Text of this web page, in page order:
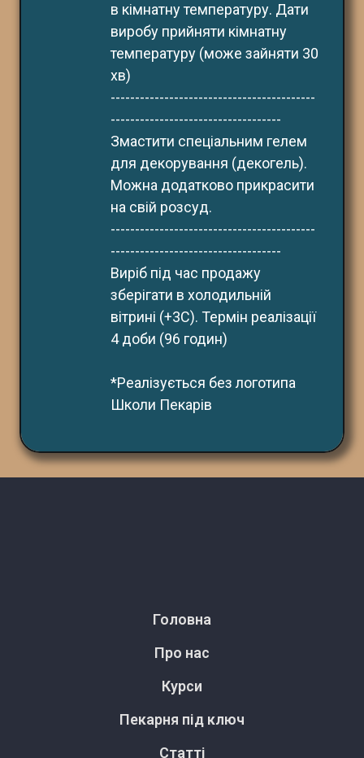
в кімнатну температуру. Дати
виробу прийняти кімнатну
температуру (може зайняти 30
хв)
------------------------------------------
-----------------------------------
Змастити спеціальним гелем
для декорування (декогель).
Можна додатково прикрасити
на свій розсуд.
------------------------------------------
-----------------------------------
Виріб під час продажу
зберігати в холодильній
вітрині (+3С). Термін реалізації
4 доби (96 годин)
*Реалізується без логотипа
Школи Пекарів
Головна
Про нас
Курси
Пекарня під ключ
Статті